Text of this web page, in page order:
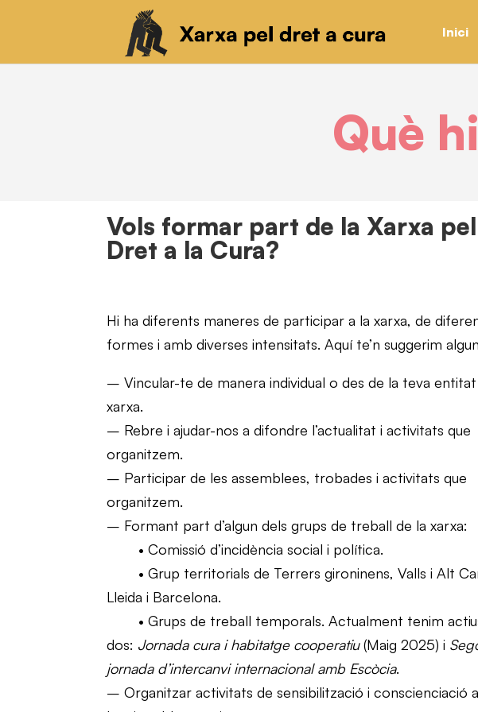
Inici
Què
Vols formar part de la Xarxa pel
Dret a la Cura?
Hi ha diferents maneres de participar a la xarxa, de
formes i amb diverses intensitats. Aquí te’n suggerim
– Vincular-te de manera individual o des de la teva entitat
xarxa.
– Rebre i ajudar-nos a difondre l’actualitat i activitats que
organitzem.
– Participar de les assemblees, trobades i activitats que
organitzem.
– Formant part d’algun dels grups de treball de la xarxa:
• Comissió d’incidència social i política.
• Grup territorials de Terrers gironinens, Valls i Alt
Lleida i Barcelona.
• Grups de treball temporals. Actualment tenim
dos: Jornada cura i habitatge cooperatiu(Maig 2025) i
jornada d’intercanvi internacional amb Escòcia.
– Organitzar activitats de sensibilització i conscienciació